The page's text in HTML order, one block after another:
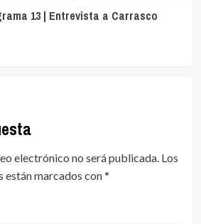
13 | Entrevista a Carrasco
electrónico no será publicada. Los
marcados con*